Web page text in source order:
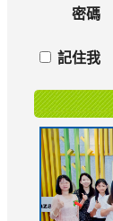
密碼
記住我